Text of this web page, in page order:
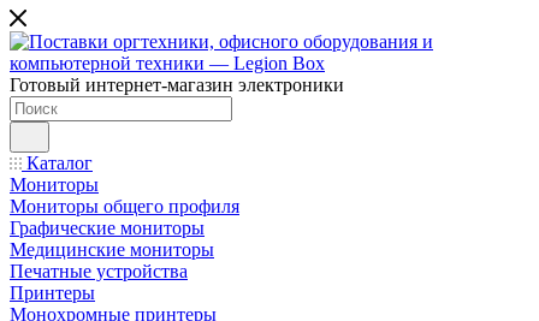
Готовый интернет-магазин электроники
Каталог
Мониторы
Мониторы общего профиля
Графические мониторы
Медицинские мониторы
Печатные устройства
Принтеры
Моноxромныe принтеры